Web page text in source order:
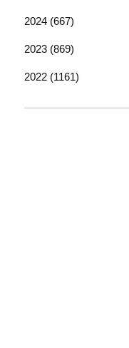
2024 (667)
2023 (869)
2022 (1161)